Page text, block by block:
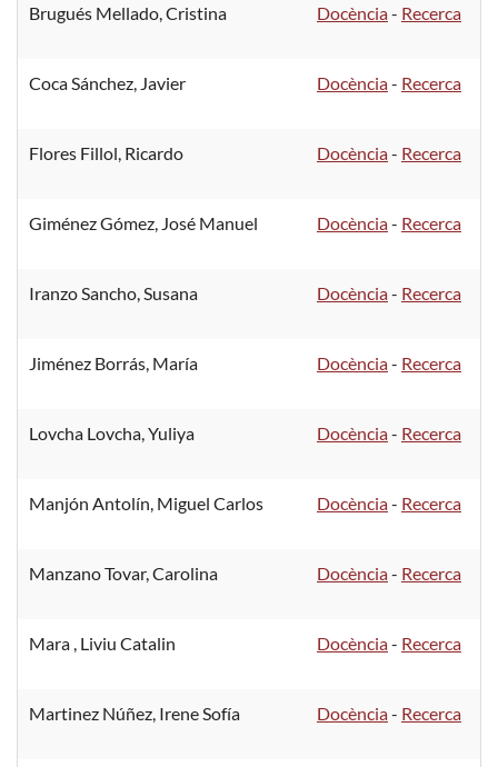
Brugués Mellado, Cristina Docència- Recerca
Coca Sánchez, Javier Docència- Recerca
Flores Fillol, Ricardo Docència- Recerca
Giménez Gómez, José Manuel Docència- Recerca
Iranzo Sancho, Susana Docència- Recerca
Jiménez Borrás, María Docència- Recerca
Lovcha Lovcha, Yuliya Docència- Recerca
Manjón Antolín, Miguel Carlos Docència- Recerca
Manzano Tovar, Carolina Docència- Recerca
Mara , Liviu Catalin Docència- Recerca
Martinez Núñez, Irene Sofía Docència- Recerca